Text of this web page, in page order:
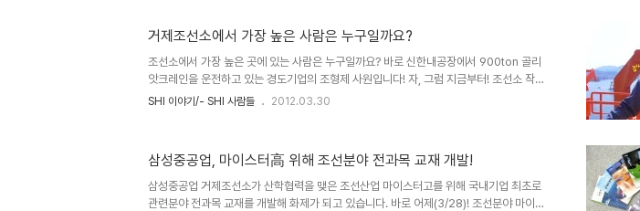
관리자들의 회화 실력이 부족해 감독관들을 수시로 접하는 조선소 품질검사요원의 통역을
거쳐야 하는 상황이 많은 것이 현실이었습니다. 이번에 삼성중공업이 발간한 교재는 기본적
인 안부 인사와 간단한 대..
거제조선소에서 가장 높은 사람은 누구일까요?
조선소에서 가장 높은 곳에 있는 사람은 누구일까요? 바로 신한내공장에서 900ton 골리
앗크레인을 운전하고 있는 경도기업의 조형제 사원입니다! 자, 그럼 지금부터! 조선소 작업
장 가장 높은 곳에서 일하는 사람을 소개하려고 합니다~ 삼성중공업 최고 톤수의 위엄을 자
야 하는 선박건조에 있어서 이 골리앗 크레인의 역할은 지대하다고 볼 수 있지요. (↑삼성중
공업 블로그 內 유쾌한+SHI사람들 내용 中에서) 삼성중공업에는 900ton 골리앗 크레인
이 두..
SHI 이야기/- SHI 사람들 2012.03.30
삼성중공업, 마이스터高 위해 조선분야 전과목 교재 개발!
삼성중공업 거제조선소가 산학협력을 맺은 조선산업 마이스터고를 위해 국내기업 최초로
관련분야 전과목 교재를 개발해 화제가 되고 있습니다. 바로 어제(3/28)! 조선분야 마이스